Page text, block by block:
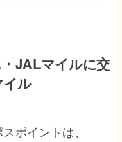
JALマイルに交
ル
ポイントは、